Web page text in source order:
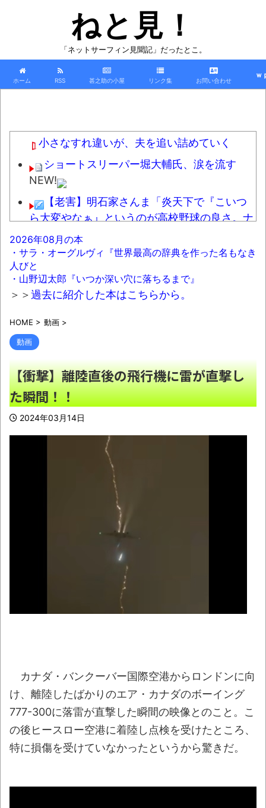
ねと見！
「ネットサーフィン見聞記」だったとこ。
ホーム RSS 甚之助の小屋 リンク集 お問い合わせ
ｗ
小さなすれ違いが、夫を追い詰めていく
ショートスリーパー堀大輔氏、涙を流す
NEW!
【老害】明石家さんま「炎天下で『こいつ
ら大変やなぁ』というのが高校野球の良さ。ナ
イターが当たり前だとつまらない」
【復讐】新郎がイジメ殺人で少年院上がり
の結婚式。そこに被害者遺族が凸りとんでもな
い事をして新婦号泣、ゾッとする地獄絵図
に・・・NEW!
車で要らない装備、「電動シート」に決ま
る・・・ｗ
【朗報】シャインマスカット200房（時価
40万円相当）畑から盗んだ疑いで男を逮捕へ
NEW!
バーガーキング、超大型チーズバーガー発
【悲報】高市首相、もはやマッサージを受
けただけで叩かれてしまう
【魔改造】普通の基板を7倍の巨体にした結
【動画】動物園のゾウを撮影していたら…と
んでもない“ファンサ”を受けたｗｗｗｗ
マジでこれだけは日本製じゃないとダメな
物 、ガチで何がある？NEW!
【動画】急病人？横須賀の国道16号でおか
しな事故が撮影される。
NEW!
シカ「全部喰った」 祭り中止NEW!
【最終日】「一勝千金 6」「MAJOR
2nd（32）」「球詠 19」ほか、最新巻も50％
2026年08月の本
・サラ・オーグルヴィ『世界最高の辞典を作った名もなき
人びと
・山野辺太郎『いつか深い穴に落ちるまで』
＞＞過去に紹介した本はこちらから。
HOME > 動画 >
動画
【衝撃】離陸直後の飛行機に雷が直撃し
た瞬間！！
2024年03月14日
カナダ・バンクーバー国際空港からロンドンに向
け、離陸したばかりのエア・カナダのボーイング
777-300に落雷が直撃した瞬間の映像とのこと。こ
の後ヒースロー空港に着陸し点検を受けたところ、
特に損傷を受けていなかったというから驚きだ。